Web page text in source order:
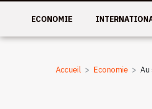
ECONOMIE
Accueil Economie Au